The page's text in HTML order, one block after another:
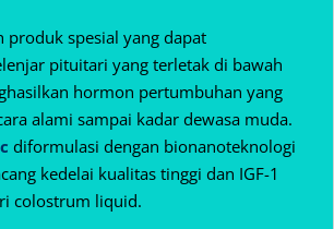
produk spesial yang dapat
pituitari yang terletak di bawah
hormon pertumbuhan yang
alami sampai kadar dewasa muda.
diformulasi dengan bionanoteknologi
kedelai kualitas tinggi dan IGF-1
colostrum liquid.